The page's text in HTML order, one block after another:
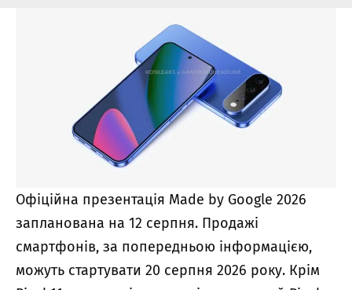
Офіційна презентація Made by Google 2026
запланована на 12 серпня. Продажі
смартфонів, за попередньою інформацією,
можуть стартувати 20 серпня 2026 року. Крім